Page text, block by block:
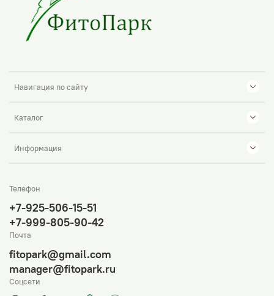
Навигация по сайту
Каталог
Информация
Телефон
+7-925-506-15-51
+7-999-805-90-42
Почта
fitopark@gmail.com
manager@fitopark.ru
Соцсети